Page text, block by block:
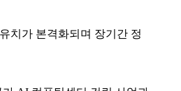
치가 본격화되며 장기간 정